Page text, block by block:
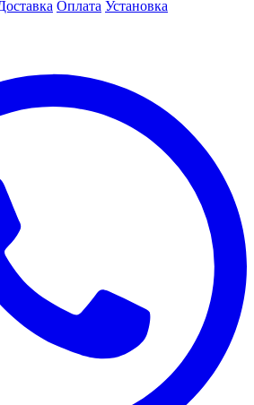
Оплата Установка